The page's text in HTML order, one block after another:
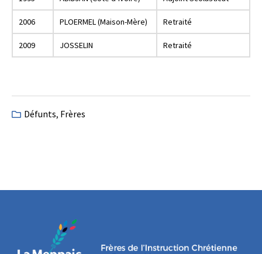
2006 PLOERMEL (Maison-Mère) Retraité
2009 JOSSELIN Retraité
Défunts, Frères